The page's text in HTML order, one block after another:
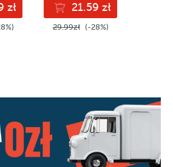
zł 21.59 zł
29.99zł (-28%)